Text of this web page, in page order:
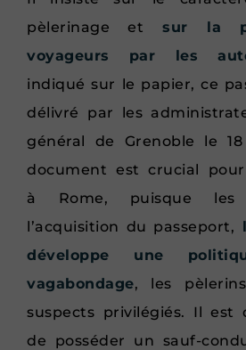
pèlerinage et sur la
voyageurs par les
indiqué sur le papier, ce
délivré par les
général de Grenoble le
document est crucial
à Rome, puisque les
l’acquisition du passeport,
développe une
vagabondage, les
suspects privilégiés. Il est
de posséder un sauf-